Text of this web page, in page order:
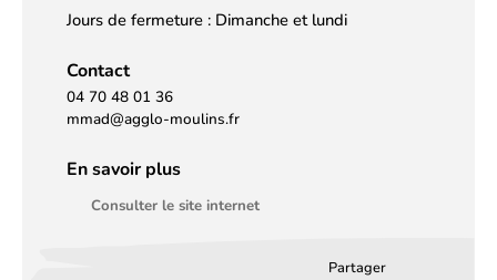
Jours de fermeture : Dimanche et lundi
Contact
04 70 48 01 36
mmad@agglo-moulins.fr
En savoir plus
Consulter le site internet
Partager